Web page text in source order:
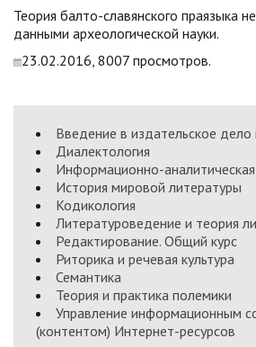
Теория балто-славянского праязыка
данными археологической науки.
23.02.2016, 8007 просмотров.
Введение в издательское дело
Диалектология
Информационно-
История мировой литературы
Кодикология
Литературоведение и теория
Редактирование. Общий курс
Риторика и речевая культура
Семантика
Теория и практика полемики
Управление информационным
(контентом) Интернет-ресурсов